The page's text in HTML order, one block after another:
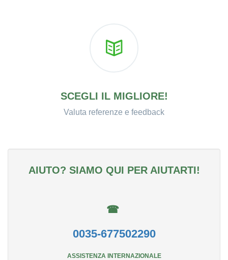
SCEGLI IL MIGLIORE!
Valuta referenze e feedback
AIUTO? SIAMO QUI PER AIUTARTI!
☎
0035-677502290
ASSISTENZA INTERNAZIONALE